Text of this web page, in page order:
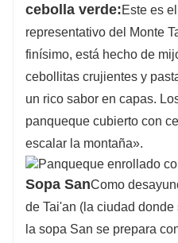
cebolla verde:Este es
representativo del Monte
finísimo, está hecho de
cebollitas crujientes y
un rico sabor en capas.
panqueque cubierto con
escalar la montaña».
Sopa SanComo
de Tai'an (la ciudad
la sopa San se prepara